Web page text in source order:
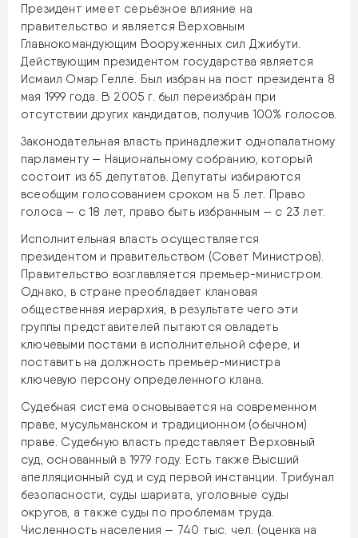
Президент имеет серьёзное влияние на
правительство и является Верховным
Главнокомандующим Вооруженных сил Джибути.
Действующим президентом государства является
Исмаил Омар Гелле. Был избран на пост президента 8
мая 1999 года. В 2005 г. был переизбран при
отсутствии других кандидатов, получив 100% голосов.
Законодательная власть принадлежит однопалатному
парламенту — Национальному собранию, который
состоит из 65 депутатов. Депутаты избираются
всеобщим голосованием сроком на 5 лет. Право
голоса — с 18 лет, право быть избранным — с 23 лет.
Исполнительная власть осуществляется
президентом и правительством (Совет Министров).
Правительство возглавляется премьер-министром.
Однако, в стране преобладает клановая
общественная иерархия, в результате чего эти
группы представителей пытаются овладеть
ключевыми постами в исполнительной сфере, и
поставить на должность премьер-министра
ключевую персону определенного клана.
Судебная система основывается на современном
праве, мусульманском и традиционном (обычном)
праве. Судебную власть представляет Верховный
суд, основанный в 1979 году. Есть также Высший
апелляционный суд и суд первой инстанции. Трибунал
безопасности, суды шариата, уголовные суды
округов, а также суды по проблемам труда.
Численность населения — 740 тыс. чел. (оценка на